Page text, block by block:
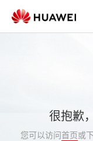
很抱歉
您可以访问首页或